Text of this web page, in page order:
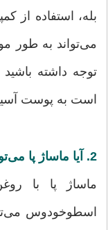
بله، استفاده از
می‌تواند به طور
توجه داشته
است به پوست
2. آیا ماساژ پا می‌تواند به کاهش داغی کمک کند؟
ماساژ پا با
اسطوخودوس